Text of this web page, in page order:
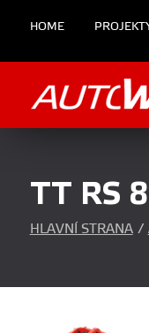
HOME
TT RS
HLAVNÍ STRANA /